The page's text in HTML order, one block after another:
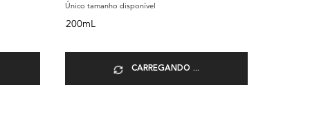
Único tamanho disponível
200mL
CARREGANDO ...